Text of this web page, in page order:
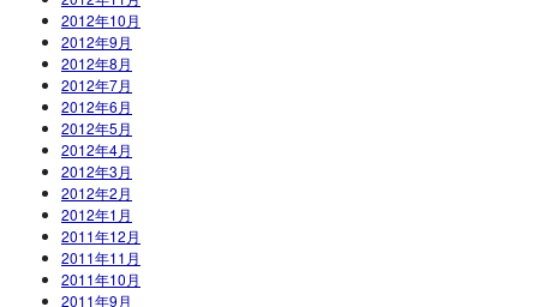
2012年10月
2012年9月
2012年8月
2012年7月
2012年6月
2012年5月
2012年4月
2012年3月
2012年2月
2012年1月
2011年12月
2011年11月
2011年10月
2011年9月